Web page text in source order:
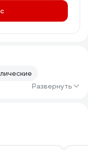
Развернуть